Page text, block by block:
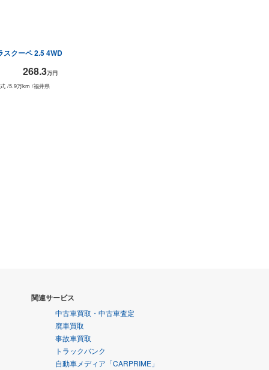
スクーペ2.5 4WD
268.3万円
/5.9万km /福井県
関連サービス
中古車買取・中古車査定
廃車買取
事故車買取
トラックバンク
自動車メディア「CARPRIME」